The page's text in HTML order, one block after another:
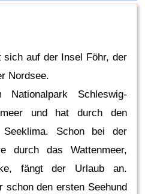
sich auf der Insel Föhr, der
Nordsee.
Schleswig-
und hat durch den
Schon bei der
durch das Wattenmeer,
fängt der Urlaub an.
schon den ersten Seehund